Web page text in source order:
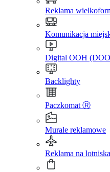
Reklama
Komunikacja
Digital OOH
Backlighty
Paczkomat Ⓡ
Murale reklamowe
Reklama na